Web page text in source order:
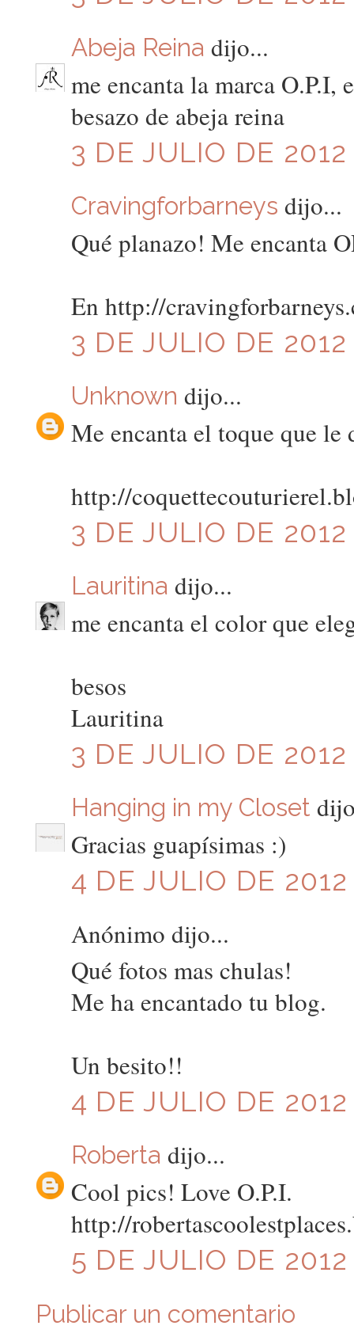
Abeja Reina dijo...
me encanta la marca O.P.I,
besazo de abeja reina
3 DE JULIO DE
Cravingforbarneys dijo...
Qué planazo! Me encanta
En http://
3 DE JULIO DE
Unknown dijo...
Me encanta el toque que
http://
3 DE JULIO DE
Lauritina dijo...
me encanta el color que
besos
Lauritina
3 DE JULIO DE
Hanging in my Closet
Gracias guapísimas :)
4 DE JULIO DE
Anónimo dijo...
Qué fotos mas chulas!
Me ha encantado tu blog.
Un besito!!
4 DE JULIO DE
Roberta dijo...
Cool pics! Love O.P.I.
http://
5 DE JULIO DE
Publicar un comentario